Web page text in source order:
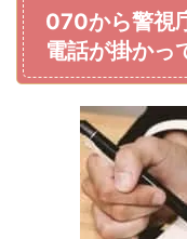
070から警視
電話が掛かっ